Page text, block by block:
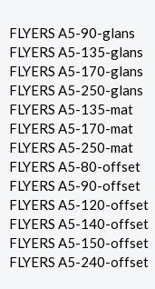
FLYERS A5-90-glans
FLYERS A5-135-glans
FLYERS A5-170-glans
FLYERS A5-250-glans
FLYERS A5-135-mat
FLYERS A5-170-mat
FLYERS A5-250-mat
FLYERS A5-80-offset
FLYERS A5-90-offset
FLYERS A5-120-offset
FLYERS A5-140-offset
FLYERS A5-150-offset
FLYERS A5-240-offset